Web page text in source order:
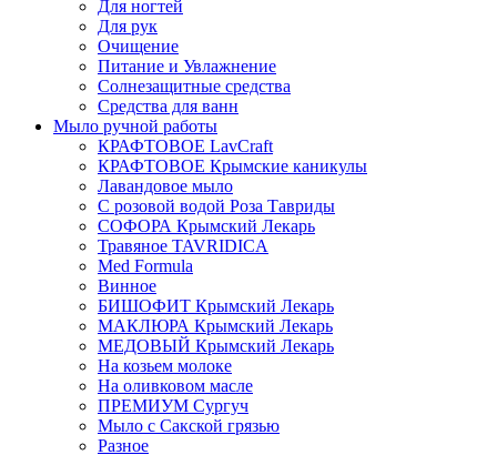
Для ногтей
Для рук
Очищение
Питание и Увлажнение
Солнезащитные средства
Средства для ванн
Мыло ручной работы
КРАФТОВОЕ LavCraft
КРАФТОВОЕ Крымские каникулы
Лавандовое мыло
С розовой водой Роза Тавриды
СОФОРА Крымский Лекарь
Травяное TAVRIDICA
Med Formula
Винное
БИШОФИТ Крымский Лекарь
МАКЛЮРА Крымский Лекарь
МЕДОВЫЙ Крымский Лекарь
На козьем молоке
На оливковом масле
ПРЕМИУМ Сургуч
Мыло с Сакской грязью
Разное